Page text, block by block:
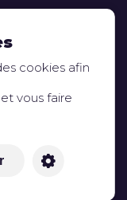
cookies afin
vous faire